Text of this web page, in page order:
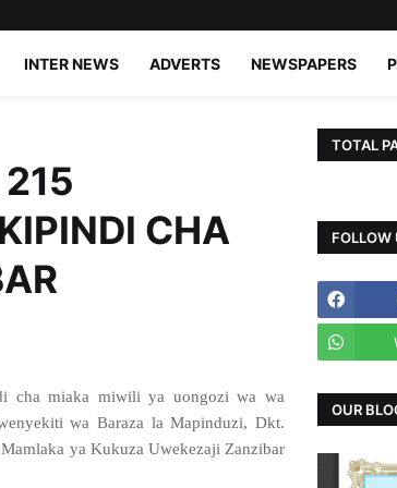
INTER NEWS ADVERTS NEWSPAPERS
CHA
cha miaka miwili ya uongozi wa wa
wa Baraza la Mapinduzi, Dkt.
ya Kukuza Uwekezaji Zanzibar
TOTAL
FOLLOW
OUR